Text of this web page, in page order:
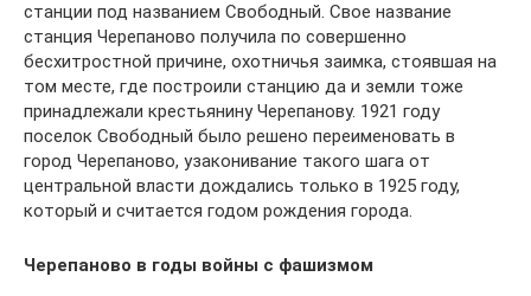
станции под названием Свободный. Свое название
станция Черепаново получила по совершенно
бесхитростной причине, охотничья заимка, стоявшая на
том месте, где построили станцию да и земли тоже
принадлежали крестьянину Черепанову. 1921 году
поселок Свободный было решено переименовать в
город Черепаново, узаконивание такого шага от
центральной власти дождались только в 1925 году,
который и считается годом рождения города.
Черепаново в годы войны с фашизмом